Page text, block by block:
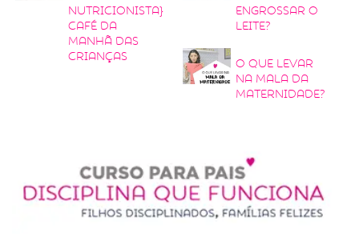
nutricionista}
Café da
manhã das
crianças
engrossar o
leite?
O que levar
na mala da
maternidade?